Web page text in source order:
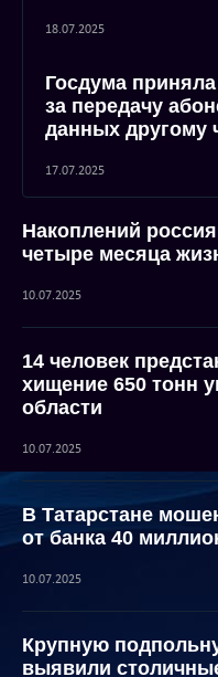
18.07.2025
Госдума
за передачу
данных другому
17.07.2025
Накоплений
четыре месяца
10.07.2025
14 человек
хищение 650 тонн
области
10.07.2025
В Татарстане
от банка 40
10.07.2025
Крупную
выявили